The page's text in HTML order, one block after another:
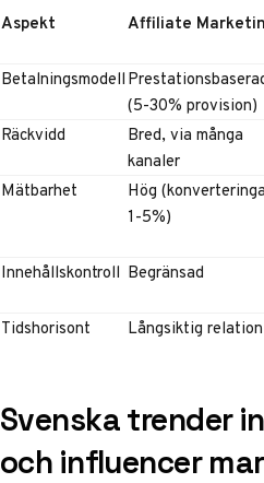
Aspekt Affiliate
Betalningsmodell
(5-30% provision)
Räckvidd
Bred, via många
kanaler
Mätbarhet
Hög
1-5%)
Innehållskontroll Begränsad
Tidshorisont
Långsiktig relation
Svenska trender
och influencer